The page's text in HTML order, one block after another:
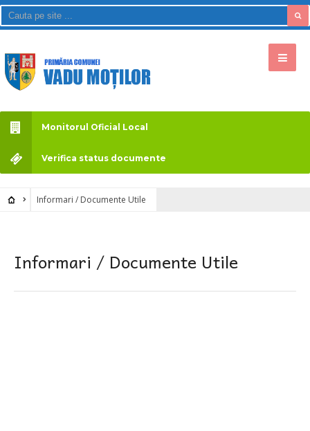
Monitorul Oficial Local
Verifica status documente
Informari / Documente Utile
Informari / Documente Utile